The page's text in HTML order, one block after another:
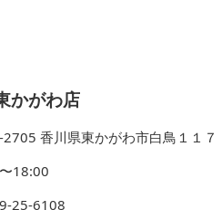
かがわ店
香川県東かがわ市白鳥１１７
18:00
25-6108